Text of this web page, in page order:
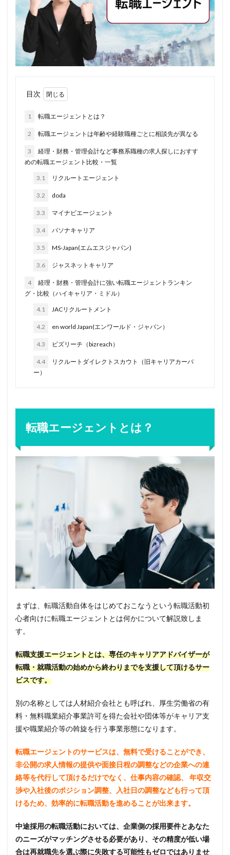
目次
1 転職エージェントとは？
2 転職エージェントは年齢や経験職種ごとに相談先が異なる
3
経理・財務・管理会計など事務系職種の求人探しにおすす
めの転職エージェント比較・一覧
3.1 リクルートエージェント
3.2 doda
3.3 マイナビエージェント
3.4 パソナキャリア
3.5 MS-Japan(エムエスジャパン)
3.6 ジャスネットキャリア
4
経理・財務・管理会計に強い転職エージェントランキン
グ・比較（ハイキャリア・ミドル）
4.1 JACリクルートメント
4.2 en world Japan(エンワールド・ジャパン）
4.3 ビズリーチ（bizreach）
4.4
リクルートダイレクトスカウト（旧キャリアカーバ
ー）
転職エージェントとは？
まずは、転職活動自体をはじめておこなうという転職活動初
心者向けに転職エージェントとは何かについて解説致しま
す。
転職支援エージェントとは、専任のキャリアアドバイザーが
転職・就職活動の始めから終わりまでを支援して頂けるサー
ビスです。
別の名称としては人材紹介会社とも呼ばれ、厚生労働省の有
料・無料職業紹介事業許可を得た会社や団体等がキャリア支
援や職業紹介等の斡旋を行う事業形態になります。
転職エージェントのサービスは、無料で受けることができ、
非公開の求人情報の提供や面接日程の調整などの企業への連
絡等を代行して頂けるだけでなく、仕事内容の確認、 年収交
渉や入社後のポジション調整、入社日の調整なども行って頂
けるため、効率的に転職活動を進めることが出来ます。
中途採用の転職活動においては、企業側の採用要件とあなた
のニーズがマッチングさせる必要があり、その精度が低い場
合は再就職先を選ぶ際に失敗する可能性もゼロではありませ
アプリ
50代 40代 九州地方
人事労務
弁護士
建築施工管理士
就職支援
就活エージェント
専門学校
宮城県仙台市
定額
大阪
土木施工管理士
内部統制